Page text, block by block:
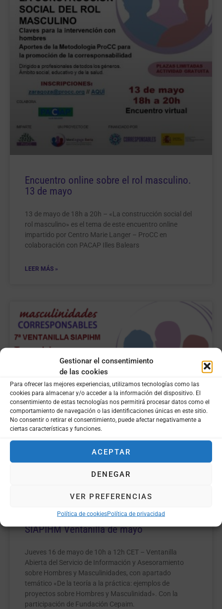
Gestionar el consentimiento
de las cookies
Para ofrecer las mejores experiencias, utilizamos tecnologías como las
cookies para almacenar y/o acceder a la información del dispositivo. El
consentimiento de estas tecnologías nos permitirá procesar datos como el
comportamiento de navegación o las identificaciones únicas en este sitio.
No consentir o retirar el consentimiento, puede afectar negativamente a
ciertas características y funciones.
ACEPTAR
DENEGAR
VER PREFERENCIAS
Política de cookiesPolítica de privacidad
Encuentro online sobre el rol masculino.
13 de mayo
13 de mayo de 18h a 20h – «La construcción social del
rol masculino» es el tema de este encuentro online
impartido por Centro Marie Langer – ProCC en
colaboración con PACAP Illes Balears
LEER MÁS »
SIAPIHM Ventanilla de mayo
Jueves 16 de mayo de 10h a 12h CET – Ventanilla
Abierta del Servicio de Información y Asesoramiento
sobre Hombres y Masculinidades, con apartado
temático «De la teoría a la práctica: ejemplos de
proyectos sobre Hombres y Masculinidad». Con la
participación de Fundación Cepaim.